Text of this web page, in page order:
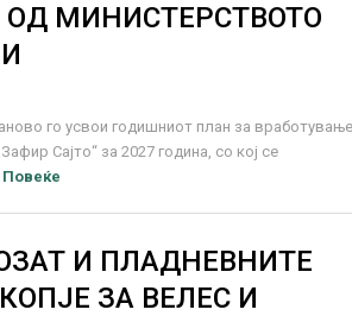
ОД МИНИСТЕРСТВОТО
го усвои годишниот план за
Сајто“ за 2027 година, со кој се
Повеќе
И ПЛАДНЕВНИТЕ
ЗА ВЕЛЕС И